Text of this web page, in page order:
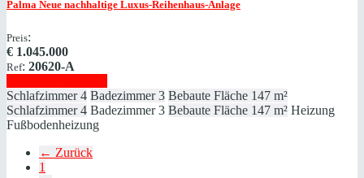
Palma Neue nachhaltige Luxus-Reihenhaus-Anlage
Preis:
€ 1.045.000
Ref: 20620-A
Schlafzimmer 4 Badezimmer 3 Bebaute Fläche 147 m²
Schlafzimmer 4 Badezimmer 3 Bebaute Fläche 147 m² Heizung
Fußbodenheizung
← Zurück
1